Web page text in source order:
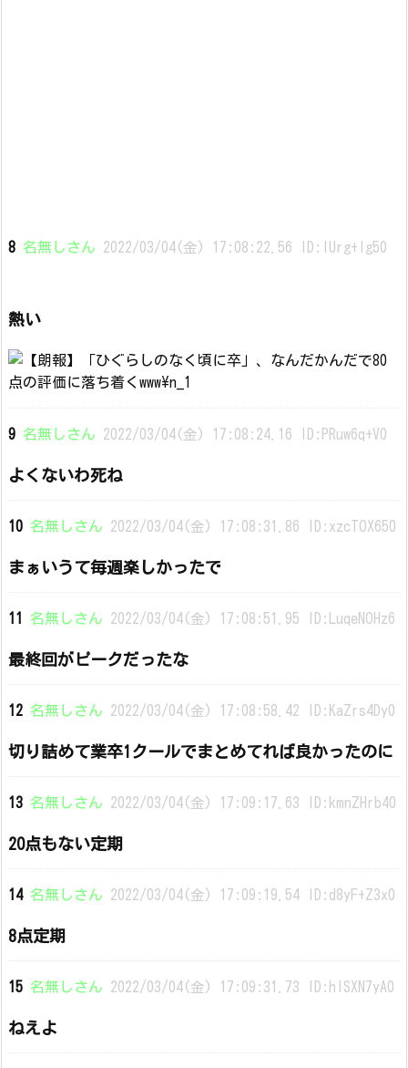
8 名無しさん 2022/03/04(金) 17:08:22.56 ID:lUrg+lg50
熱い
9 名無しさん 2022/03/04(金) 17:08:24.16 ID:PRuw6q+V0
よくないわ死ね
10 名無しさん 2022/03/04(金) 17:08:31.86 ID:xzcTOX650
まぁいうて毎週楽しかったで
11 名無しさん 2022/03/04(金) 17:08:51.95 ID:LuqeNOHz6
最終回がピークだったな
12 名無しさん 2022/03/04(金) 17:08:58.42 ID:KaZrs4Dy0
切り詰めて業卒1クールでまとめてれば良かったのに
13 名無しさん 2022/03/04(金) 17:09:17.63 ID:kmnZHrb40
20点もない定期
14 名無しさん 2022/03/04(金) 17:09:19.54 ID:d8yF+Z3x0
8点定期
15 名無しさん 2022/03/04(金) 17:09:31.73 ID:hlSXN7yA0
ねえよ